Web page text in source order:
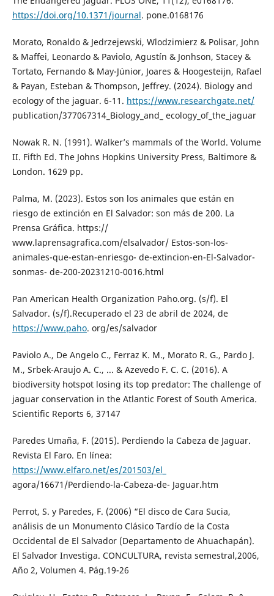
https://doi.org/10.1371/journal. pone.0168176
Morato, Ronaldo & Jedrzejewski, Wlodzimierz & Polisar, John
& Maffei, Leonardo & Paviolo, Agustín & Jonhson, Stacey &
Tortato, Fernando & May-Júnior, Joares & Hoogesteijn, Rafael
& Payan, Esteban & Thompson, Jeffrey. (2024). Biology and
ecology of the jaguar. 6-11. https://www.researchgate.net/
publication/377067314_Biology_and_ ecology_of_the_jaguar
Nowak R. N. (1991). Walker’s mammals of the World. Volume
II. Fifth Ed. The Johns Hopkins University Press, Baltimore &
London. 1629 pp.
Palma, M. (2023). Estos son los animales que están en
riesgo de extinción en El Salvador: son más de 200. La
Prensa Gráfica. https://
www.laprensagrafica.com/elsalvador/ Estos-son-los-
animales-que-estan-enriesgo- de-extincion-en-El-Salvador-
sonmas- de-200-20231210-0016.html
Pan American Health Organization Paho.org. (s/f). El
Salvador. (s/f).Recuperado el 23 de abril de 2024, de
https://www.paho. org/es/salvador
Paviolo A., De Angelo C., Ferraz K. M., Morato R. G., Pardo J.
M., Srbek-Araujo A. C., ... & Azevedo F. C. C. (2016). A
biodiversity hotspot losing its top predator: The challenge of
jaguar conservation in the Atlantic Forest of South America.
Scientific Reports 6, 37147
Paredes Umaña, F. (2015). Perdiendo la Cabeza de Jaguar.
Revista El Faro. En línea:
https://www.elfaro.net/es/201503/el_
agora/16671/Perdiendo-la-Cabeza-de- Jaguar.htm
Perrot, S. y Paredes, F. (2006) “El disco de Cara Sucia,
análisis de un Monumento Clásico Tardío de la Costa
Occidental de El Salvador (Departamento de Ahuachapán).
El Salvador Investiga. CONCULTURA, revista semestral,2006,
Año 2, Volumen 4. Pág.19-26